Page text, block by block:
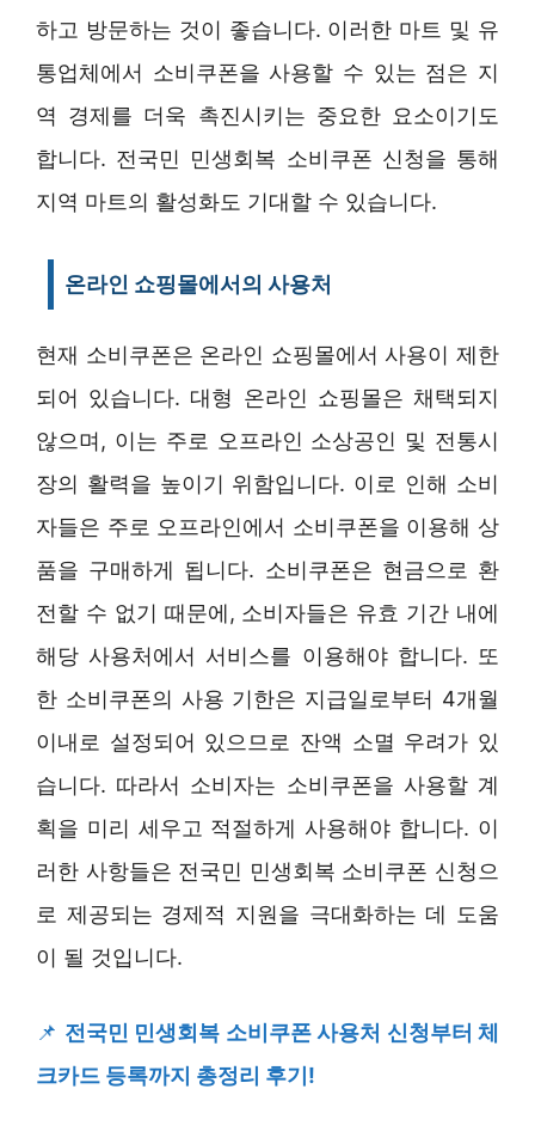
하고 방문하는 것이 좋습니다. 이러한 마트 및 유
통업체에서 소비쿠폰을 사용할 수 있는 점은 지
역 경제를 더욱 촉진시키는 중요한 요소이기도
합니다. 전국민 민생회복 소비쿠폰 신청을 통해
지역 마트의 활성화도 기대할 수 있습니다.
온라인 쇼핑몰에서의 사용처
현재 소비쿠폰은 온라인 쇼핑몰에서 사용이 제한
되어 있습니다. 대형 온라인 쇼핑몰은 채택되지
않으며, 이는 주로 오프라인 소상공인 및 전통시
장의 활력을 높이기 위함입니다. 이로 인해 소비
자들은 주로 오프라인에서 소비쿠폰을 이용해 상
품을 구매하게 됩니다. 소비쿠폰은 현금으로 환
전할 수 없기 때문에, 소비자들은 유효 기간 내에
해당 사용처에서 서비스를 이용해야 합니다. 또
한 소비쿠폰의 사용 기한은 지급일로부터 4개월
이내로 설정되어 있으므로 잔액 소멸 우려가 있
습니다. 따라서 소비자는 소비쿠폰을 사용할 계
획을 미리 세우고 적절하게 사용해야 합니다. 이
러한 사항들은 전국민 민생회복 소비쿠폰 신청으
로 제공되는 경제적 지원을 극대화하는 데 도움
이 될 것입니다.
📌 전국민 민생회복 소비쿠폰 사용처 신청부터 체
크카드 등록까지 총정리 후기!